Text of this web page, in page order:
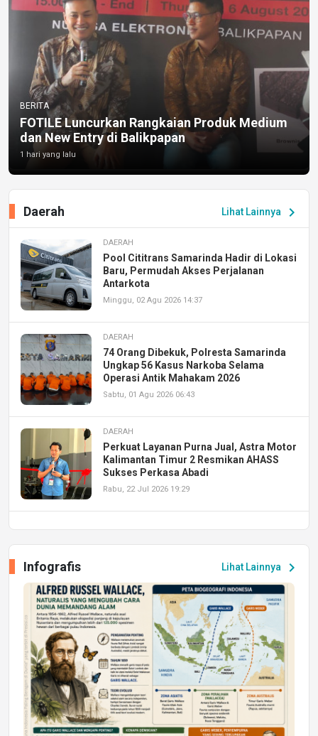
BERITA
FOTILE Luncurkan Rangkaian Produk Medium
dan New Entry di Balikpapan
1 hari yang lalu
Lihat Lainnya chevron_right
Daerah
DAERAH
Pool Cititrans Samarinda Hadir di Lokasi
Baru, Permudah Akses Perjalanan
Antarkota
Minggu, 02 Agu 2026 14:37
DAERAH
74 Orang Dibekuk, Polresta Samarinda
Ungkap 56 Kasus Narkoba Selama
Operasi Antik Mahakam 2026
Sabtu, 01 Agu 2026 06:43
DAERAH
Perkuat Layanan Purna Jual, Astra Motor
Kalimantan Timur 2 Resmikan AHASS
Sukses Perkasa Abadi
Rabu, 22 Jul 2026 19:29
Peluang Kerja dan Magang
Jumat, 17 Jul 2026 22:30
DAERAH
Astra Motor Kalimantan Timur 2 Dukung
Mahasiswa Samarinda dalam Astra
Honda SDGs Future Leaders 2026
Jumat, 10 Jul 2026 19:01
Lihat Lainnya chevron_right
Infografis